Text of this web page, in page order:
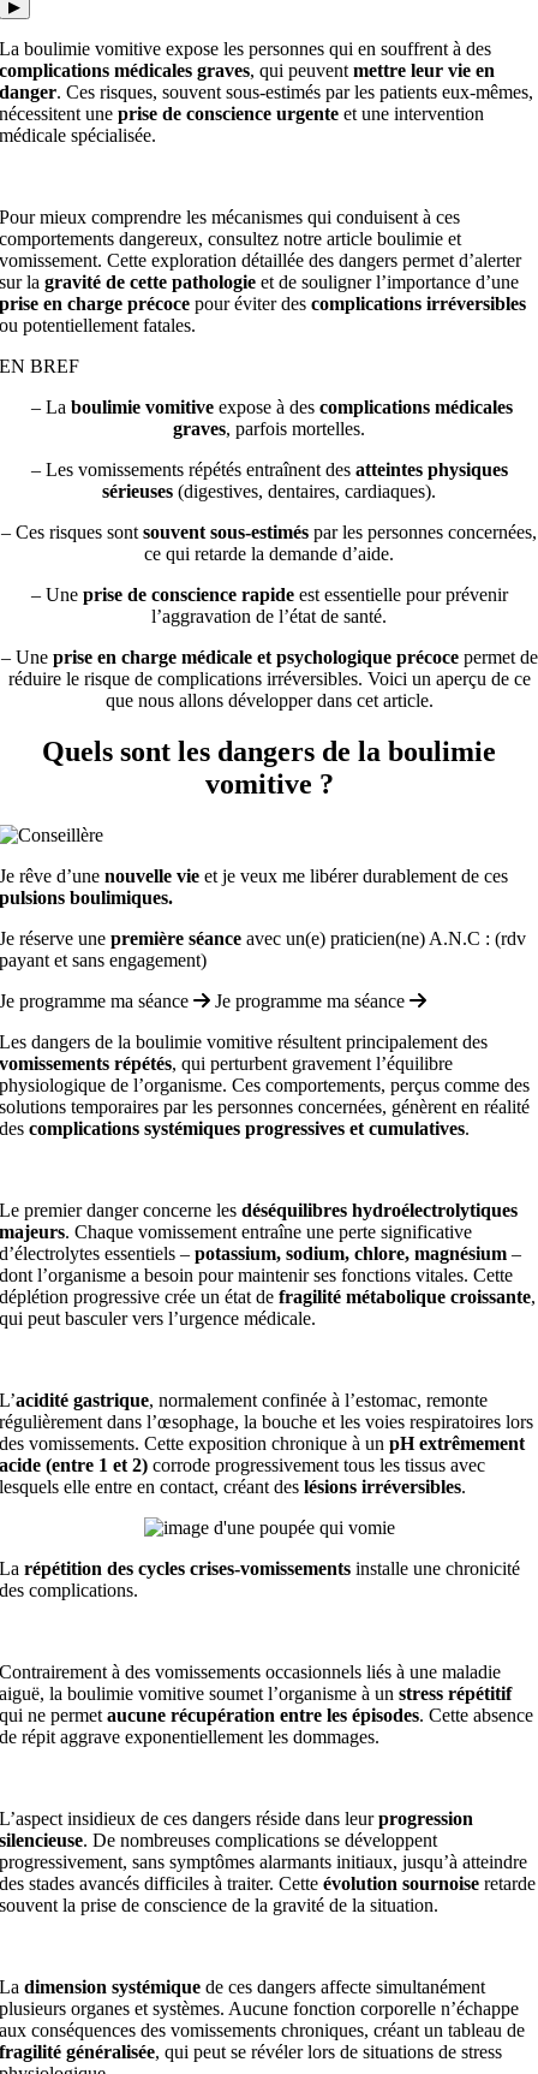
▶
La boulimie vomitive expose les personnes qui en souffrent à des
complications médicales graves, qui peuventmettre leur vie en
danger. Ces risques, souvent sous-estimés par les patients eux-mêmes,
nécessitent uneprise de conscience urgente et une intervention
médicale spécialisée.
Pour mieux comprendre les mécanismes qui conduisent à ces
comportements dangereux, consultez notre article boulimie et
vomissement. Cette exploration détaillée des dangers permet d’alerter
sur lagravité de cette pathologie et de souligner l’importance d’une
prise en charge précoce pour éviter descomplications irréversibles
ou potentiellement fatales.
EN BREF
– La boulimie vomitiveexpose à des complications médicales
graves, parfois mortelles.
– Les vomissements répétés entraînent des atteintes physiques
sérieuses (digestives, dentaires, cardiaques).
– Ces risques sont souvent sous-estimés par les personnes concernées,
ce qui retarde la demande d’aide.
– Une prise de conscience rapideest essentielle pour prévenir
l’aggravation de l’état de santé.
– Une prise en charge médicale et psychologique précocepermet de
réduire le risque de complications irréversibles. Voici un aperçu de ce
que nous allons développer dans cet article.
Quels sont les dangers de la boulimie
vomitive ?
Je rêve d’unenouvelle vie et je veux me libérer durablement de ces
pulsions boulimiques.
Je réserve unepremière séance avec un(e) praticien(ne) A.N.C : (rdv
payant et sans engagement)
Je programme ma séance
Je programme ma séance
Les dangers de la boulimie vomitive résultent principalement des
vomissements répétés, qui perturbent gravement l’équilibre
physiologique de l’organisme. Ces comportements, perçus comme des
solutions temporaires par les personnes concernées, génèrent en réalité
descomplications systémiques progressives et cumulatives.
Le premier danger concerne lesdéséquilibres hydroélectrolytiques
majeurs. Chaque vomissement entraîne une perte significative
d’électrolytes essentiels –potassium, sodium, chlore, magnésium –
dont l’organisme a besoin pour maintenir ses fonctions vitales. Cette
déplétion progressive crée un état defragilité métabolique croissante,
qui peut basculer vers l’urgence médicale.
L’acidité gastrique, normalement confinée à l’estomac, remonte
régulièrement dans l’œsophage, la bouche et les voies respiratoires lors
des vomissements. Cette exposition chronique à unpH extrêmement
acide (entre 1 et 2) corrode progressivement tous les tissus avec
lesquels elle entre en contact, créant deslésions irréversibles.
Larépétition des cycles crises-vomissements installe une chronicité
des complications.
Contrairement à des vomissements occasionnels liés à une maladie
aiguë, la boulimie vomitive soumet l’organisme à unstress répétitif
qui ne permetaucune récupération entre les épisodes. Cette absence
de répit aggrave exponentiellement les dommages.
L’aspect insidieux de ces dangers réside dans leurprogression
silencieuse. De nombreuses complications se développent
progressivement, sans symptômes alarmants initiaux, jusqu’à atteindre
des stades avancés difficiles à traiter. Cetteévolution sournoise retarde
souvent la prise de conscience de la gravité de la situation.
Ladimension systémique de ces dangers affecte simultanément
plusieurs organes et systèmes. Aucune fonction corporelle n’échappe
aux conséquences des vomissements chroniques, créant un tableau de
fragilité généralisée, qui peut se révéler lors de situations de stress